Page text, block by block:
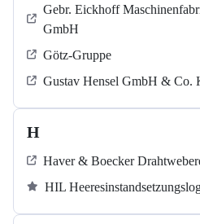
Gebr. Eickhoff
GmbH
Götz-Gruppe
Gustav Hensel GmbH & Co.
H
Haver & Boecker
HIL